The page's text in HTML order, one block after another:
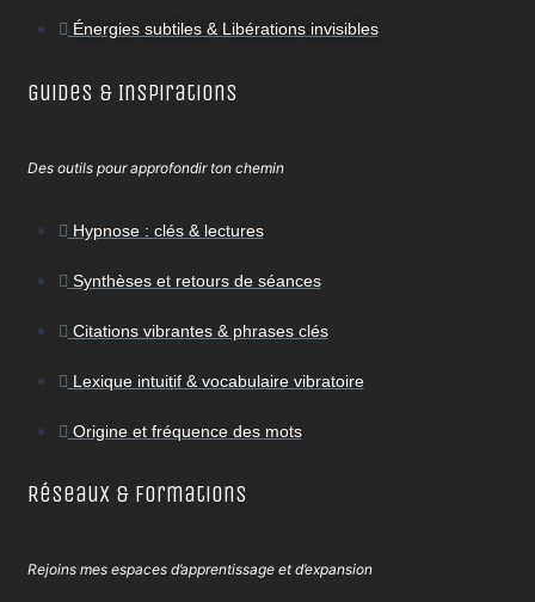
Énergies subtiles & Libérations invisibles
Guides & Inspirations
Des outils pour approfondir ton chemin
Hypnose : clés & lectures
Synthèses et retours de séances
Citations vibrantes & phrases clés
Lexique intuitif & vocabulaire vibratoire
Origine et fréquence des mots
Réseaux & Formations
Rejoins mes espaces d’apprentissage et d’expansion